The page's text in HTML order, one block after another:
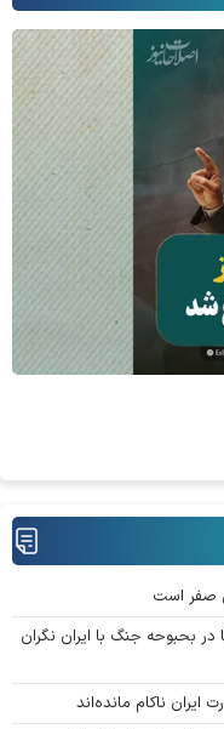
صفر است
بحبوحه جنگ با ایران نگران
ناکام مانده‌اند